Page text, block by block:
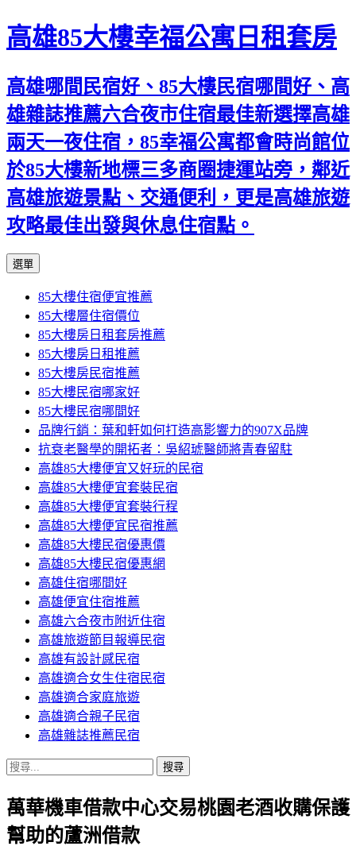
高雄85大樓幸福公寓日租套房
高雄哪間民宿好、85大樓民宿哪間好、高
雄雜誌推薦六合夜市住宿最佳新選擇高雄
兩天一夜住宿，85幸福公寓都會時尚館位
於85大樓新地標三多商圈捷運站旁，鄰近
高雄旅遊景點、交通便利，更是高雄旅遊
攻略最佳出發與休息住宿點。
選單
內
容
區
85大樓住宿便宜推薦
85大樓層住宿價位
85大樓房日租套房推薦
85大樓房日租推薦
85大樓房民宿推薦
85大樓民宿哪家好
85大樓民宿哪間好
品牌行銷：葉和軒如何打造高影響力的907X品牌
抗衰老醫學的開拓者：吳紹琥醫師將青春留駐
高雄85大樓便宜又好玩的民宿
高雄85大樓便宜套裝民宿
高雄85大樓便宜套裝行程
高雄85大樓便宜民宿推薦
高雄85大樓民宿優惠價
高雄85大樓民宿優惠網
高雄住宿哪間好
高雄便宜住宿推薦
高雄六合夜市附近住宿
高雄旅遊節目報導民宿
高雄有設計感民宿
高雄適合女生住宿民宿
高雄適合家庭旅遊
高雄適合親子民宿
高雄雜誌推薦民宿
搜
關
鍵
字:
萬華機車借款中心交易桃園老酒收購保護
幫助的蘆洲借款